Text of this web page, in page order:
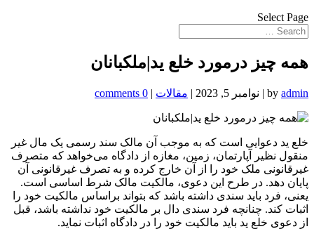
Select Page
همه چیز درمورد خلع ید|ملکبانان
by admin
| نوامبر 5, 2023 | مقالات |
0 comments
خلع ید دعوایی است که به موجب آن مالک سند رسمی یک مال غیر
منقول نظیر آپارتمان، زمین، مغازه از دادگاه می‌خواهد که متصرف
غیرقانونی ملک خود را از آن خارج کرده و به تصرف غیرقانونی آن
پایان دهد. در طرح این دعوی، مالکیت مالک شرط اساسی است.
یعنی، فرد باید سندی داشته باشد که بتواند براساس مالکیت خود را
اثبات کند. چنانچه فرد سندی دال بر مالکیت خود نداشته باشد، قبل
از دعوی خلع ید باید مالکیت خود را در دادگاه اثبات نماید.